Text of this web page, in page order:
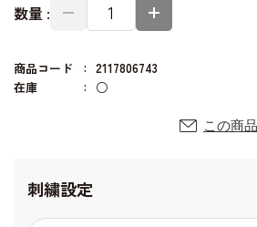
数量 :
商品コード
2117806743
在庫
○
この商
刺繍設定